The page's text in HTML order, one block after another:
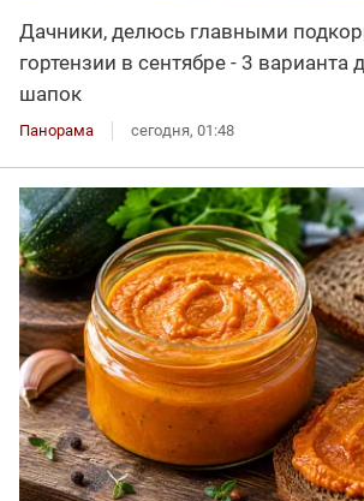
Дачники, делюсь главными
гортензии в сентябре - 3 варианта
шапок
Панорама сегодня, 01:48